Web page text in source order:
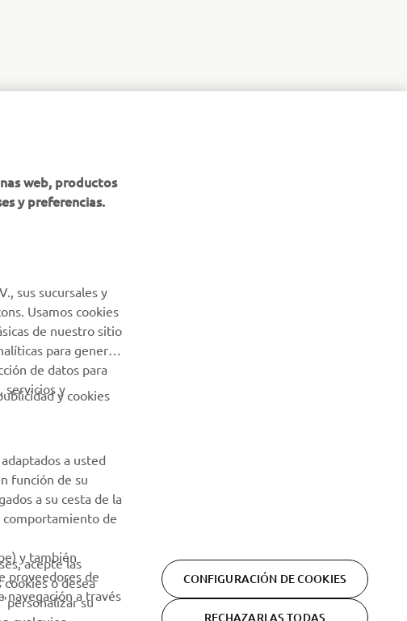
Lea nuestra Política de Privacidad para saber cómo procesamos
sus datos personales:
web, productos
y preferencias.
sus sucursales y
Usamos cookies
de nuestro sitio
para generar
de datos para
servicios yy cookies
a usted
función de su
a su cesta de la
comportamiento de
y también
proveedores de
navegación a través
acepte las
o desea
su
CONFIGURACIÓN DE COOKIES
RECHAZARLAS TODAS